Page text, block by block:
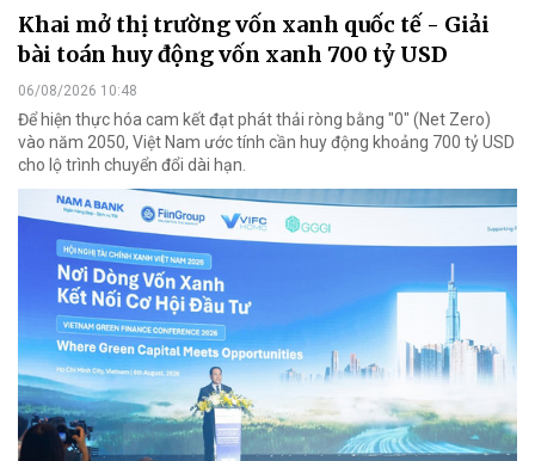
Khai mở thị trường vốn xanh quốc tế - Giải
bài toán huy động vốn xanh 700 tỷ USD
06/08/2026 10:48
Để hiện thực hóa cam kết đạt phát thải ròng bằng "0" (Net Zero)
vào năm 2050, Việt Nam ước tính cần huy động khoảng 700 tỷ USD
cho lộ trình chuyển đổi dài hạn.